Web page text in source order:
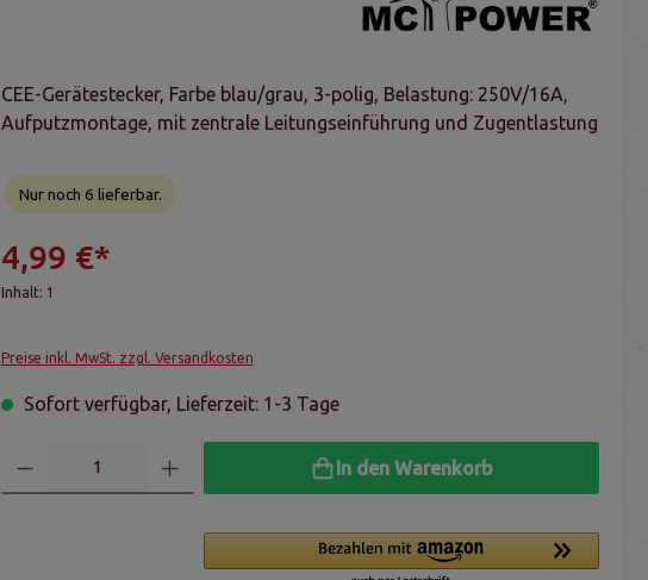
CEE-Gerätestecker, Farbe blau/grau, 3-polig, Belastung: 250V/16A,
Aufputzmontage, mit zentrale Leitungseinführung und Zugentlastung
Nur noch 6 lieferbar.
4,99 €*
Inhalt: 1
Preise inkl. MwSt. zzgl. Versandkosten
Sofort verfügbar, Lieferzeit: 1-3 Tage
In den Warenkorb